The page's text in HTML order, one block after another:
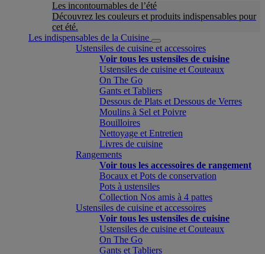
Les incontournables de l’été
Découvrez les couleurs et produits indispensables pour
cet été.
Les indispensables de la Cuisine
Ustensiles de cuisine et accessoires
Voir tous les ustensiles de cuisine
Ustensiles de cuisine et Couteaux
On The Go
Gants et Tabliers
Dessous de Plats et Dessous de Verres
Moulins à Sel et Poivre
Bouilloires
Nettoyage et Entretien
Livres de cuisine
Rangements
Voir tous les accessoires de rangement
Bocaux et Pots de conservation
Pots à ustensiles
Collection Nos amis à 4 pattes
Ustensiles de cuisine et accessoires
Voir tous les ustensiles de cuisine
Ustensiles de cuisine et Couteaux
On The Go
Gants et Tabliers